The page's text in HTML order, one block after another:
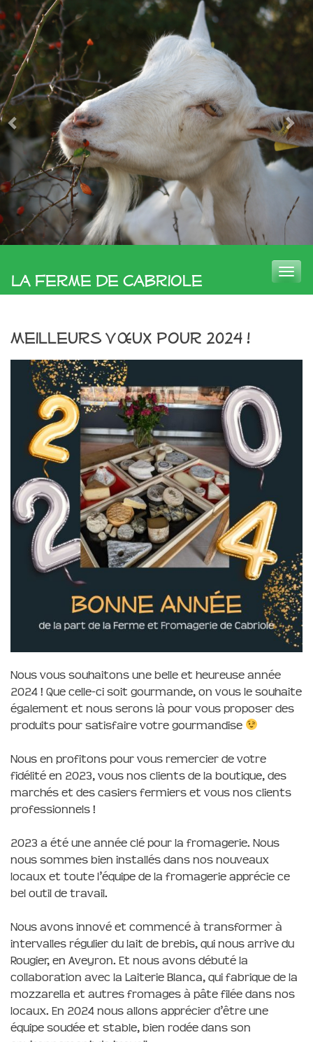
La Ferme de Cabriole
Toggle
Meilleurs vœux pour 2024 !
Nous vous souhaitons une belle et heureuse année
2024 ! Que celle-ci soit gourmande, on vous le souhaite
également et nous serons là pour vous proposer des
produits pour satisfaire votre gourmandise
Nous en profitons pour vous remercier de votre
fidélité en 2023, vous nos clients de la boutique, des
marchés et des casiers fermiers et vous nos clients
professionnels !
2023 a été une année clé pour la fromagerie. Nous
nous sommes bien installés dans nos nouveaux
locaux et toute l’équipe de la fromagerie apprécie ce
bel outil de travail.
Nous avons innové et commencé à transformer à
intervalles régulier du lait de brebis, qui nous arrive du
Rougier, en Aveyron. Et nous avons débuté la
collaboration avec la Laiterie Blanca, qui fabrique de la
mozzarella et autres fromages à pâte filée dans nos
locaux. En 2024 nous allons apprécier d’être une
équipe soudée et stable, bien rodée dans son